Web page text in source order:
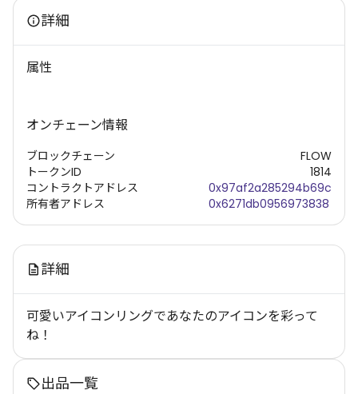
詳細
属性
オンチェーン情報
ブロックチェーン
トークンID
コントラクトアドレス
所有者アドレス
FLOW
1814
0x97af2a285294b69c
0x6271db0956973838
詳細
可愛いアイコンリングであなたのアイコンを彩って
ね！
出品一覧